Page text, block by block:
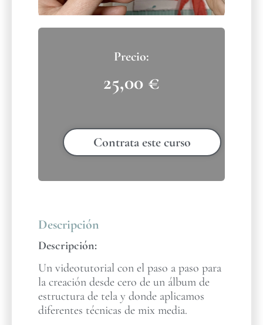
25,00 €
Contrata este curso
Descripción
Descripción:
Un videotutorial con el paso a paso para
la creación desde cero de un álbum de
estructura de tela y donde aplicamos
diferentes técnicas de mix media.